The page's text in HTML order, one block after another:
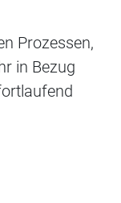
Prozessen,
in Bezug